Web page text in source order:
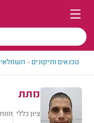
טכנאים ותיקונים>
מתת
ציון כללי